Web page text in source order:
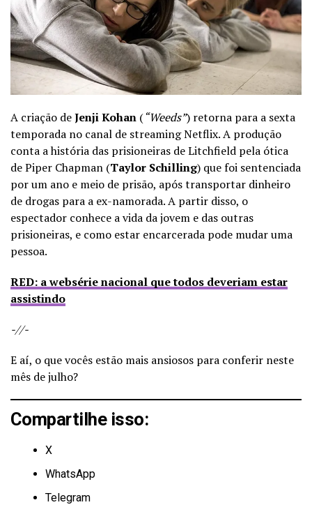
A criação deJenji Kohan (“Weeds”) retorna para a sexta
temporada no canal de streaming Netflix. A produção
conta a história das prisioneiras de Litchfield pela ótica
de Piper Chapman (Taylor Schilling) que foi sentenciada
por um ano e meio de prisão, após transportar dinheiro
de drogas para a ex-namorada. A partir disso, o
espectador conhece a vida da jovem e das outras
prisioneiras, e como estar encarcerada pode mudar uma
pessoa.
RED: a websérie nacional que todos deveriam estar
assistindo
-//-
E aí, o que vocês estão mais ansiosos para conferir neste
mês de julho?
Compartilhe isso:
X
WhatsApp
Telegram